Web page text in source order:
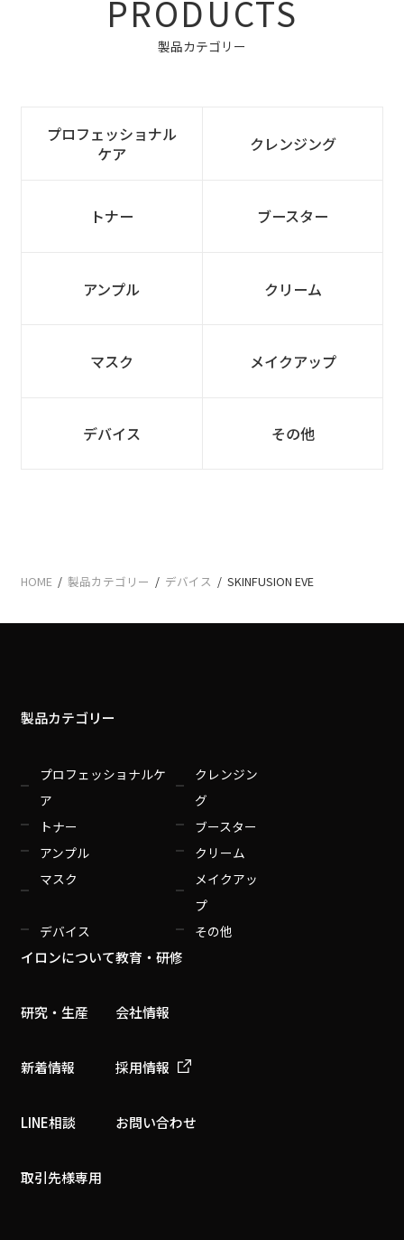
製品カテゴリー
プロフェッショナル
ケア
クレンジング
トナー ブースター
アンプル クリーム
マスク メイクアップ
デバイス その他
HOME/ 製品カテゴリー / デバイス / SKINFUSION EVE
製品カテゴリー
プロフェッショナルケ
ア
クレンジン
グ
トナー
ブースター
アンプル
クリーム
マスク
メイクアッ
プ
デバイス
その他
イロンについて
研究・生産
新着情報
LINE相談
取引先様専用
教育・研修
会社情報
採用情報
お問い合わせ